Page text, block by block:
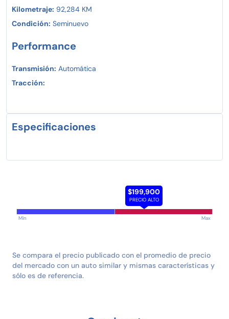
Kilometraje: 92,284 KM
Condición: Seminuevo
Performance
Transmisión: Automática
Tracción:
Especificaciones
$199,900
PRECIO ALTO
Min Max
Se compara el precio publicado con el promedio de precio
del mercado con un auto similar y mismas características y
sólo es de referencia.